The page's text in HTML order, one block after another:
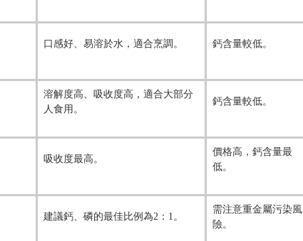
口感好、易溶於水，適合烹調。 鈣含量較低。
溶解度高、吸收度高，適合大部分
人食用。
鈣含量較低。
吸收度最高。
價格高，鈣含量最
低。
建議鈣、磷的最佳比例為2：1。
需注意重金屬污染風
險。